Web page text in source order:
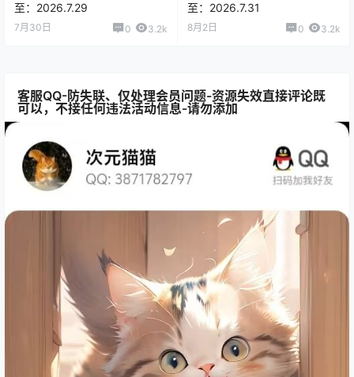
至：2026.7.29
7月30日 0 3.2k
至：2026.7.31
8月2日 0 3.2k
客服QQ-防失联、仅处理会员问题-资源失效直接评论既
可以，不接任何违法活动信息-请勿添加